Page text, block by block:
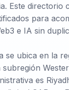
Este directorio
para
e IA sin
se ubica en la
es